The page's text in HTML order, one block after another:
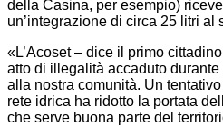
della Casina, per esempio)
un’integrazione di circa 25 litri al
«L’Acoset – dice il primo
atto di illegalità accaduto
alla nostra comunità. Un
rete idrica ha ridotto la portata
che serve buona parte del